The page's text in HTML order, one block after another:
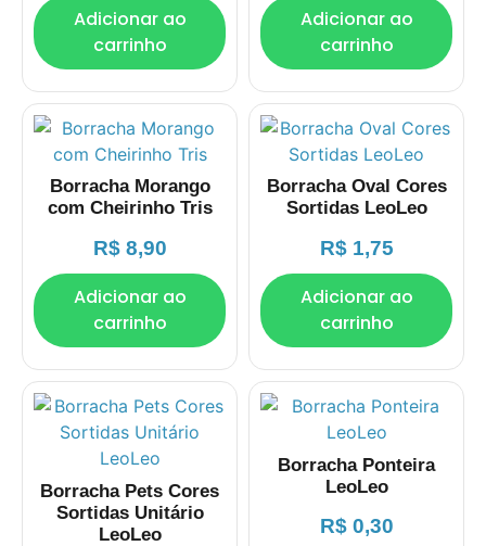
Adicionar ao
carrinho
Adicionar ao
carrinho
Borracha Morango
com Cheirinho Tris
R$8,90
Adicionar ao
carrinho
Borracha Oval Cores
Sortidas LeoLeo
R$1,75
Adicionar ao
carrinho
Borracha Pets Cores
Sortidas Unitário
LeoLeo
Borracha Ponteira
LeoLeo
R$0,30